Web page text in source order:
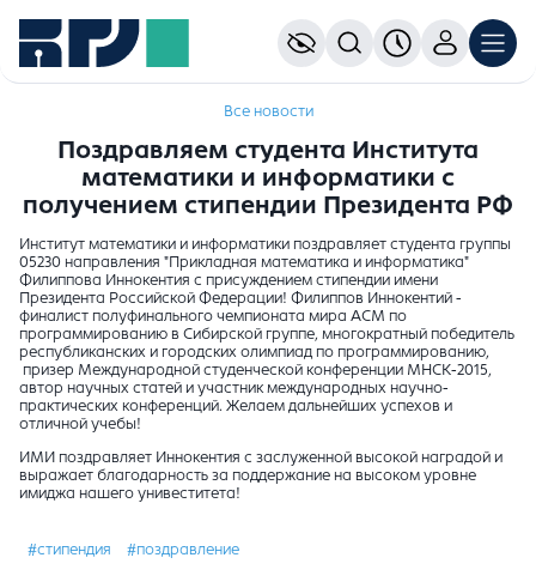
Все новости
Поздравляем студента Института
математики и информатики с
получением стипендии Президента РФ
Институт математики и информатики поздравляет студента группы
05230 направления "Прикладная математика и информатика"
Филиппова Иннокентия с присуждением стипендии имени
Президента Российской Федерации! Филиппов Иннокентий -
финалист полуфинального чемпионата мира ACM по
программирова­нию в Сибирской группе, многократный победитель
республиканских и городских олимпиад по программированию,
призер Меж­дународной студенческой кон­ференции МНСК-2015,
автор научных статей и участник международных научно-
практических конференций. Желаем дальнейших успехов и
отличной учебы!
ИМИ поздравляет Иннокентия с заслуженной высокой наградой и
выражает благодарность за поддержание на высоком уровне
имиджа нашего унивеститета!
#стипендия #поздравление